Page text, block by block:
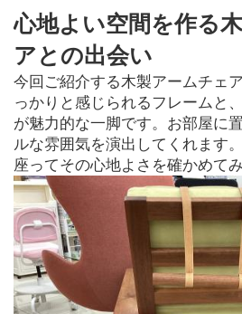
心地よい空間を作る
アとの出会い
今回ご紹介する木製アームチェ
っかりと感じられるフレームと
が魅力的な一脚です。お部屋に
ルな雰囲気を演出してくれます
座ってその心地よさを確かめて